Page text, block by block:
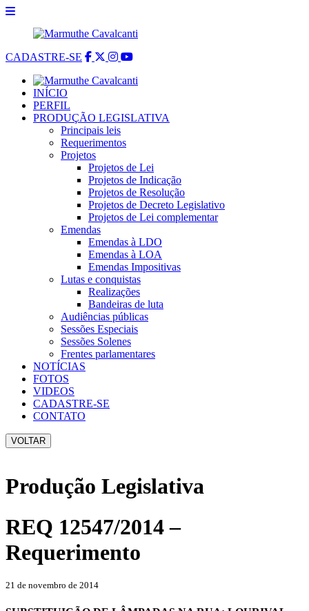
CADASTRE-SE
INÍCIO
PERFIL
PRODUÇÃO LEGISLATIVA
Principais leis
Requerimentos
Projetos
Projetos de Lei
Projetos de Indicação
Projetos de Resolução
Projetos de Decreto Legislativo
Projetos de Lei complementar
Emendas
Emendas à LDO
Emendas à LOA
Emendas Impositivas
Lutas e conquistas
Realizações
Bandeiras de luta
Audiências públicas
Sessões Especiais
Sessões Solenes
Frentes parlamentares
NOTÍCIAS
FOTOS
VIDEOS
CADASTRE-SE
CONTATO
VOLTAR
Produção Legislativa
REQ 12547/2014 –
Requerimento
21 de novembro de 2014